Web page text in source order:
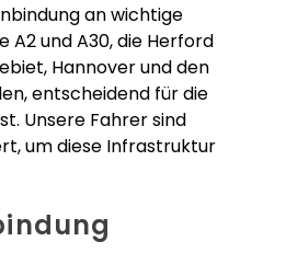
an wichtige
A2 und A30, die Herford
Hannover und den
entscheidend für die
Unsere Fahrer sind
um diese Infrastruktur